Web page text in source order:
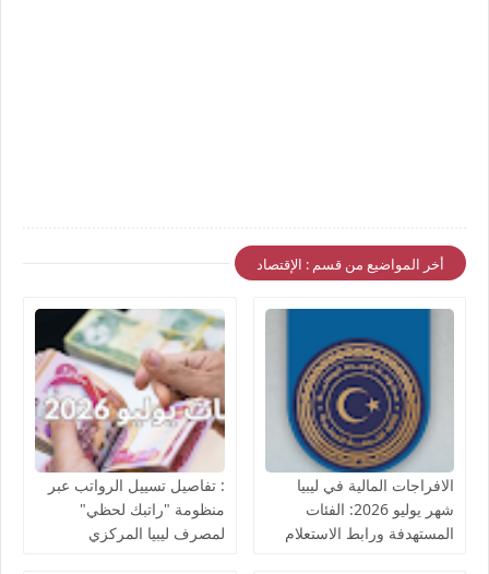
أخر المواضيع من قسم : الإقتصاد
الافراجات المالية في ليبيا
شهر يوليو 2026: الفئات
المستهدفة ورابط الاستعلام
: تفاصيل تسييل الرواتب عبر
منظومة "راتبك لحظي"
لمصرف ليبيا المركزي